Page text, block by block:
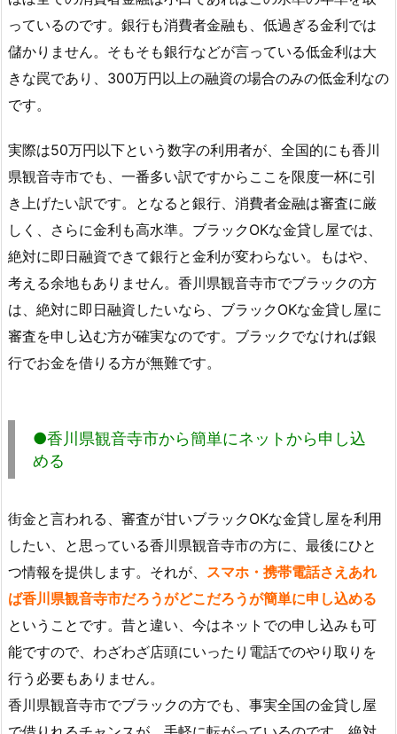
っているのです。銀行も消費者金融も、低過ぎる金利では
儲かりません。そもそも銀行などが言っている低金利は大
きな罠であり、300万円以上の融資の場合のみの低金利なの
です。
実際は50万円以下という数字の利用者が、全国的にも香川
県観音寺市でも、一番多い訳ですからここを限度一杯に引
き上げたい訳です。となると銀行、消費者金融は審査に厳
しく、さらに金利も高水準。ブラックOKな金貸し屋では、
絶対に即日融資できて銀行と金利が変わらない。もはや、
考える余地もありません。香川県観音寺市でブラックの方
は、絶対に即日融資したいなら、ブラックOKな金貸し屋に
審査を申し込む方が確実なのです。ブラックでなければ銀
行でお金を借りる方が無難です。
●香川県観音寺市から簡単にネットから申し込
める
街金と言われる、審査が甘いブラックOKな金貸し屋を利用
したい、と思っている香川県観音寺市の方に、最後にひと
つ情報を提供します。それが、 スマホ・携帯電話さえあれ
ば香川県観音寺市だろうがどこだろうが簡単に申し込める
ということです。昔と違い、今はネットでの申し込みも可
能ですので、わざわざ店頭にいったり電話でのやり取りを
行う必要もありません。
香川県観音寺市でブラックの方でも、事実全国の金貸し屋